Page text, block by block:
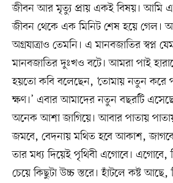
জীবন আর মৃত্যু প্রায় একই বিষয়। আমি
জীবন থেকে এক মিনিট শেষ হয়ে গেল।
অগ্রযাত্রাও তেমনি। এ মানবজাতির স্বপ্ন
মানবজাতির দুঃখও বটে। আমরা পাই
হয়তো কবি বলেছেন, ‘তোমায় নতুন করে
ক্ষণ।’ এবার আমাদের নতুন বছরটি
অনেক আশা জাগিয়ে। আবার পাতায়
জমবে, বেদনায় মথিত হবে আকাশ,
তার মধ্য দিয়েই পৃথিবী এগোবে।
চেয়ে কিছুটা উচ্চ স্তরে। হাঁটলে কষ্ট